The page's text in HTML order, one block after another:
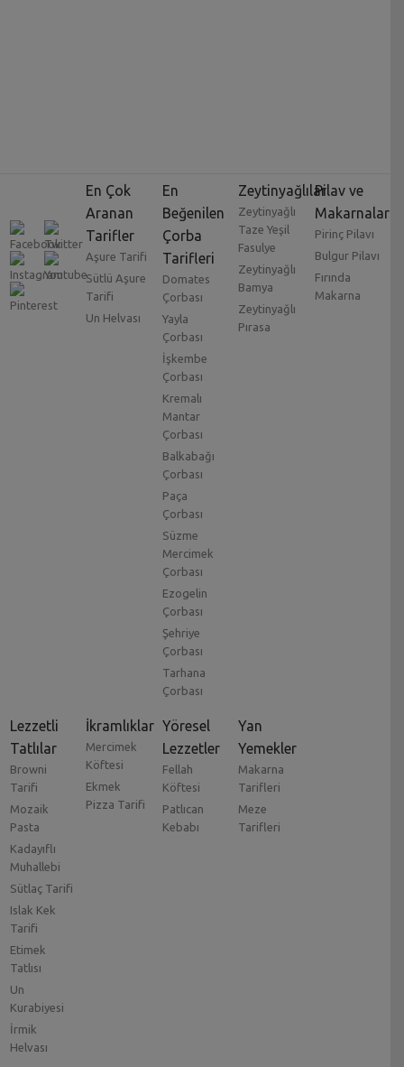
En Çok
Aranan
Tarifler
Aşure Tarifi
Sütlü Aşure
Tarifi
Un Helvası
En
Beğenilen
Çorba
Tarifleri
Domates
Çorbası
Yayla
Çorbası
İşkembe
Çorbası
Kremalı
Mantar
Çorbası
Balkabağı
Çorbası
Paça
Çorbası
Süzme
Mercimek
Çorbası
Ezogelin
Çorbası
Şehriye
Çorbası
Tarhana
Çorbası
Zeytinyağlılar
Zeytinyağlı
Taze Yeşil
Fasulye
Zeytinyağlı
Bamya
Zeytinyağlı
Pırasa
Pilav ve
Makarnalar
Pirinç Pilavı
Bulgur Pilavı
Fırında
Makarna
Lezzetli
Tatlılar
Browni
Tarifi
Mozaik
Pasta
Kadayıflı
Muhallebi
Sütlaç Tarifi
Islak Kek
Tarifi
Etimek
Tatlısı
Un
Kurabiyesi
İrmik
Helvası
İkramlıklar
Mercimek
Köftesi
Ekmek
Pizza Tarifi
Yöresel
Lezzetler
Fellah
Köftesi
Patlıcan
Kebabı
Yan
Yemekler
Makarna
Tarifleri
Meze
Tarifleri